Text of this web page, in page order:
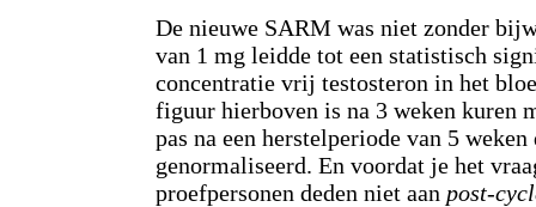
De nieuwe SARM was niet zonder
van 1 mg leidde tot een statistisch
concentratie vrij testosteron in het
figuur hierboven is na 3 weken kuren
pas na een herstelperiode van 5
genormaliseerd. En voordat je het
proefpersonen deden niet aan post-